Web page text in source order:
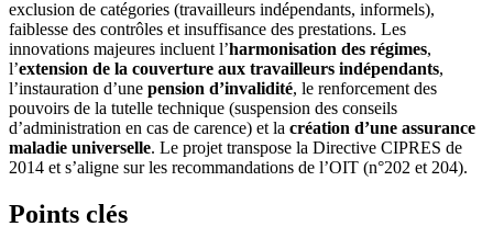
exclusion de catégories (travailleurs indépendants, informels),
faiblesse des contrôles et insuffisance des prestations. Les
innovations majeures incluent l’harmonisation des régimes,
l’extension de la couverture aux travailleurs indépendants,
l’instauration d’une pension d’invalidité, le renforcement des
pouvoirs de la tutelle technique (suspension des conseils
d’administration en cas de carence) et la création d’une assurance
maladie universelle. Le projet transpose la Directive CIPRES de
2014 et s’aligne sur les recommandations de l’OIT (n°202 et 204).
Points clés